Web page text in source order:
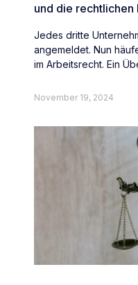
und die rechtlichen
Jedes dritte
angemeldet. Nun
im Arbeitsrecht. Ein
November 19, 2024